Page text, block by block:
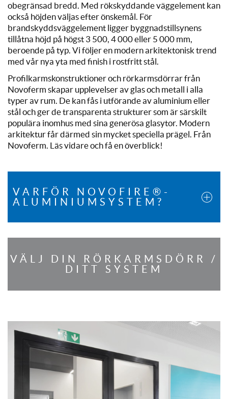
obegränsad bredd. Med rökskyddande väggelement kan
också höjden väljas efter önskemål. För
brandskyddsväggelement ligger byggnadstillsynens
tillåtna höjd på högst 3 500, 4 000 eller 5 000 mm,
beroende på typ. Vi följer en modern arkitektonisk trend
med vår nya yta med finish i rostfritt stål.
Profilkarmskonstruktioner och rörkarmsdörrar från
Novoferm skapar upplevelser av glas och metall i alla
typer av rum. De kan fås i utförande av aluminium eller
stål och ger de transparenta strukturer som är särskilt
populära inomhus med sina generösa glasytor. Modern
arkitektur får därmed sin mycket speciella prägel. Från
Novoferm. Läs vidare och få en överblick!
VARFÖR NOVOFIRE®-
ALUMINIUMSYSTEM?
VÄLJ DIN RÖRKARMSDÖRR /
DITT SYSTEM